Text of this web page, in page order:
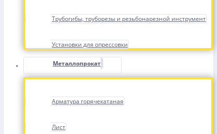
Трубогибы, труборезы и резьбонарезной инструмент
Установки для опрессовки
Металлопрокат
Арматура горячекатаная
Лист